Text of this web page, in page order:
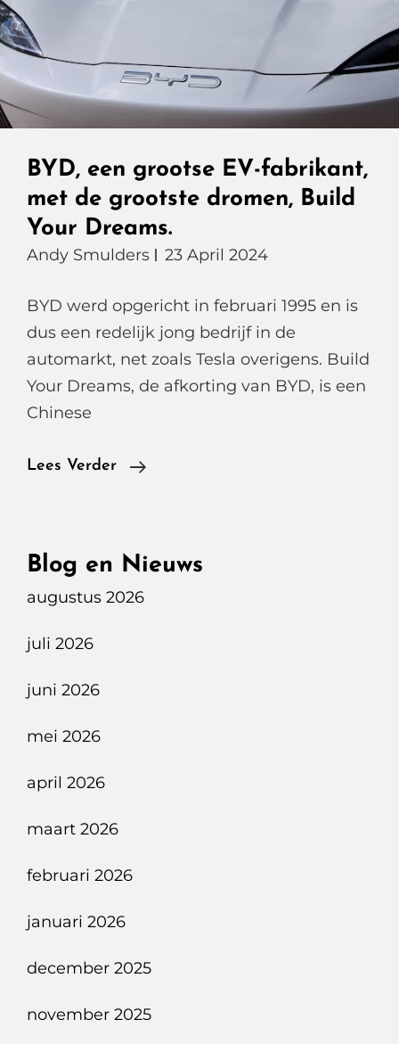
BYD, een grootse EV-fabrikant,
met de grootste dromen, Build
Your Dreams.
Andy Smulders 23 April 2024
BYD werd opgericht in februari 1995 en is
dus een redelijk jong bedrijf in de
automarkt, net zoals Tesla overigens. Build
Your Dreams, de afkorting van BYD, is een
Chinese
Lees Verder
BYD,
Fabrikant,
Blog en Nieuws
augustus 2026
juli 2026
juni 2026
mei 2026
april 2026
maart 2026
februari 2026
januari 2026
december 2025
november 2025